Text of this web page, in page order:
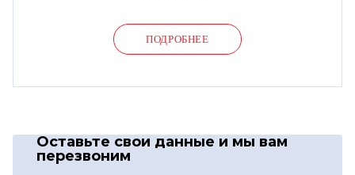
ПОДРОБНЕЕ
Оставьте свои данные и мы вам
перезвоним